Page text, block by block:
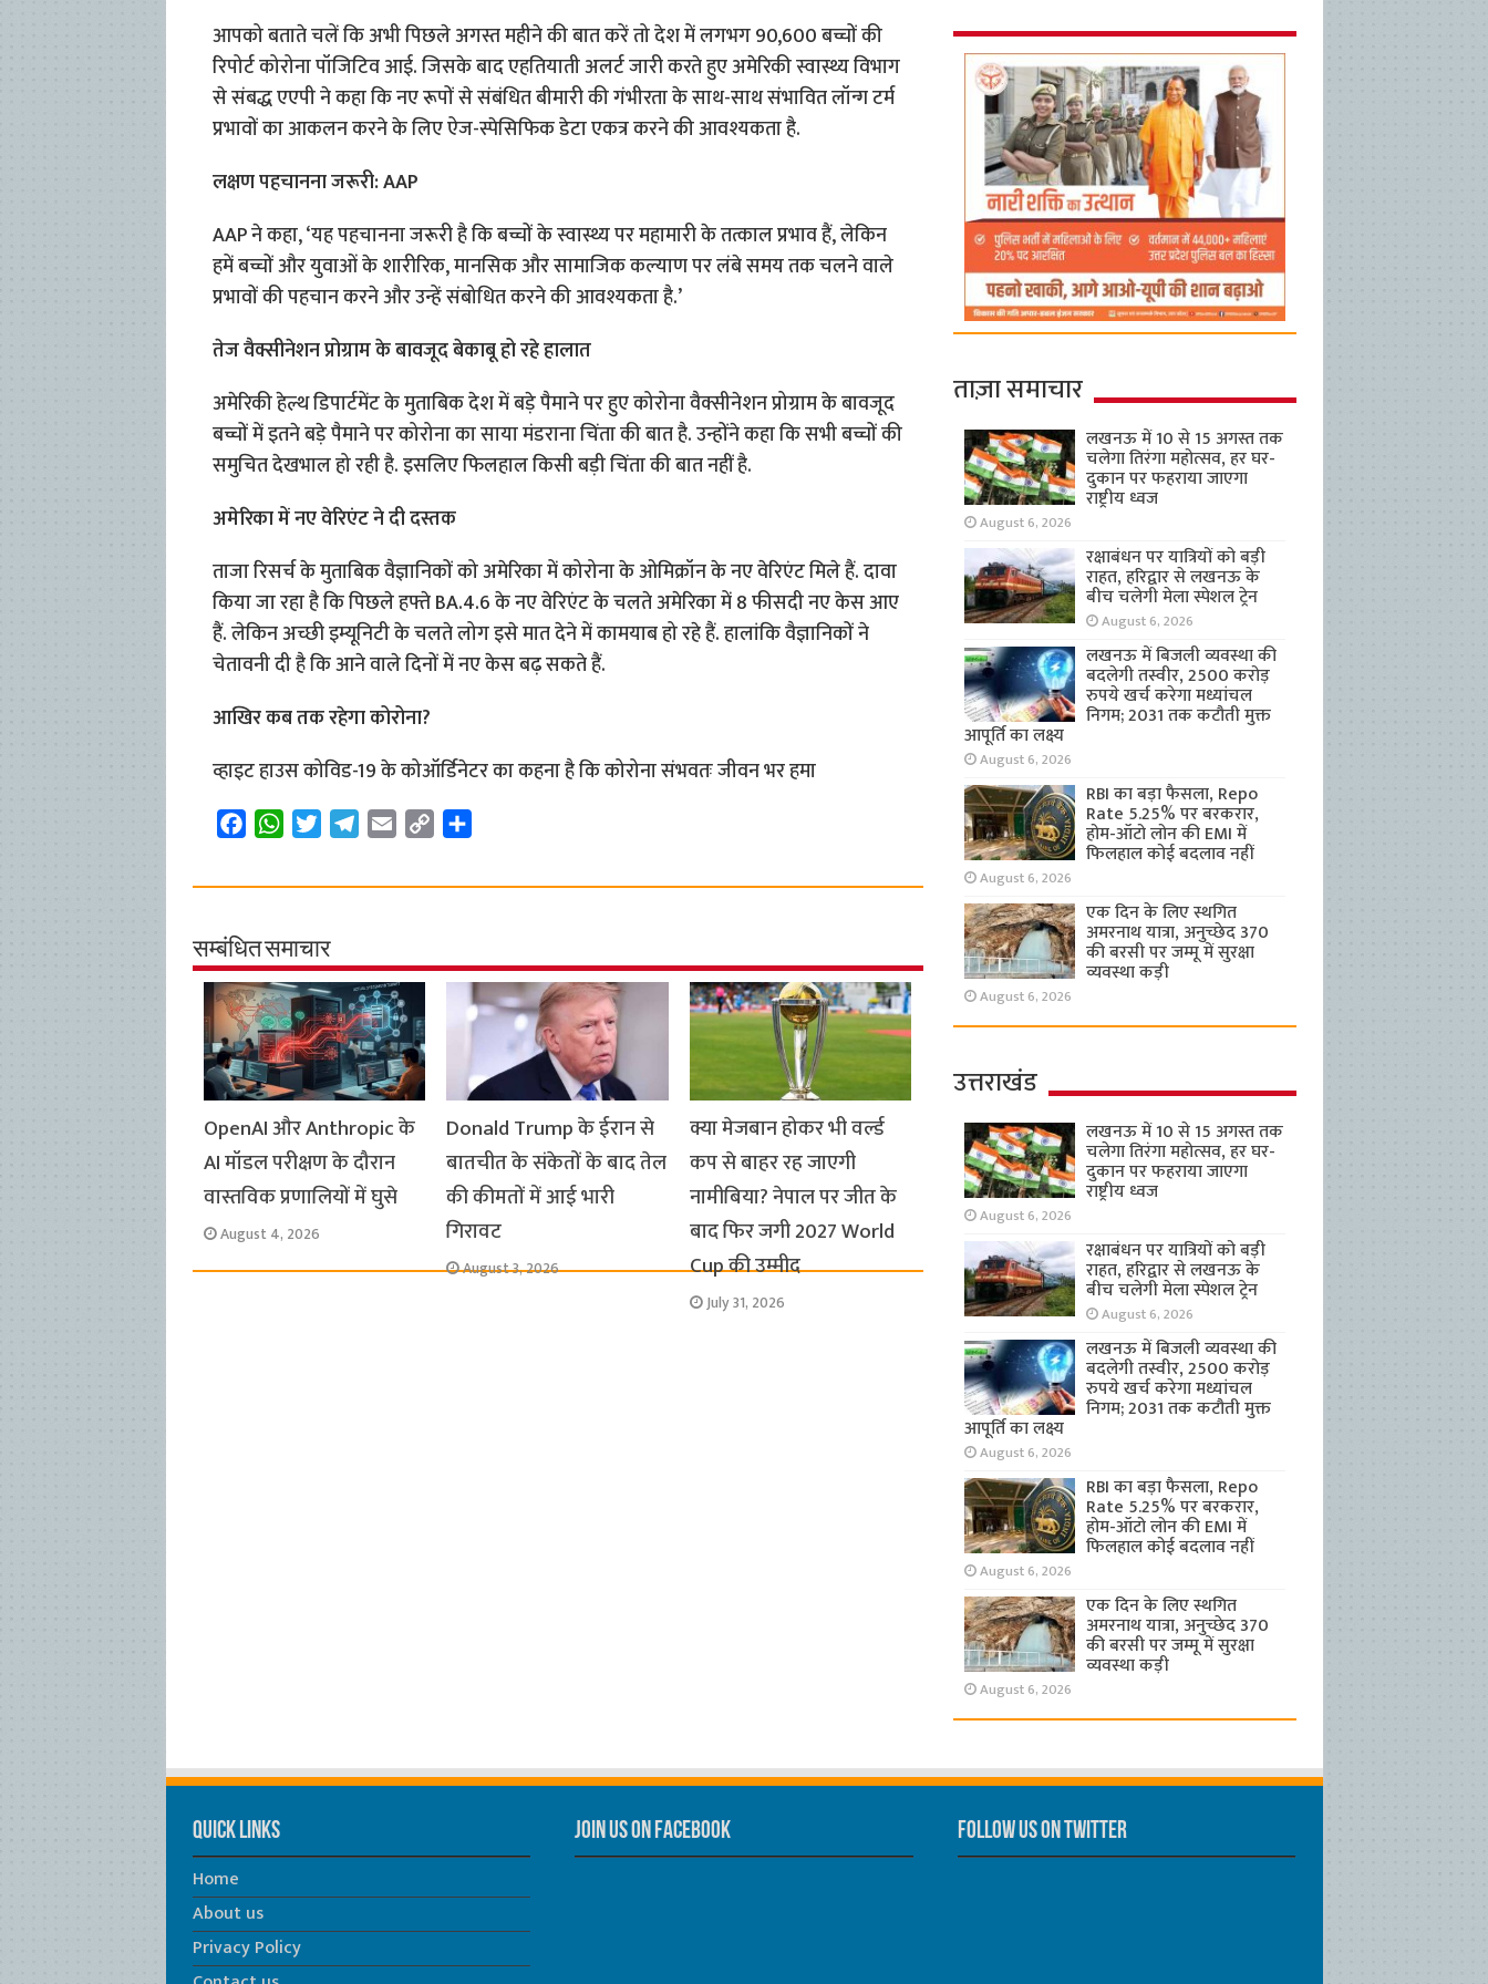
आपको बताते चलें कि अभी पिछले अगस्त महीने की बात करें तो देश में लगभग 90,600 बच्चों की
रिपोर्ट कोरोना पॉजिटिव आई. जिसके बाद एहतियाती अलर्ट जारी करते हुए अमेरिकी स्वास्थ्य विभाग
से संबद्ध एएपी ने कहा कि नए रूपों से संबंधित बीमारी की गंभीरता के साथ-साथ संभावित लॉन्ग टर्म
प्रभावों का आकलन करने के लिए ऐज-स्पेसिफिक डेटा एकत्र करने की आवश्यकता है.
लक्षण पहचानना जरूरी: AAP
AAP ने कहा, ‘यह पहचानना जरूरी है कि बच्चों के स्वास्थ्य पर महामारी के तत्काल प्रभाव हैं, लेकिन
हमें बच्चों और युवाओं के शारीरिक, मानसिक और सामाजिक कल्याण पर लंबे समय तक चलने वाले
प्रभावों की पहचान करने और उन्हें संबोधित करने की आवश्यकता है.’
तेज वैक्सीनेशन प्रोग्राम के बावजूद बेकाबू हो रहे हालात
अमेरिकी हेल्थ डिपार्टमेंट के मुताबिक देश में बड़े पैमाने पर हुए कोरोना वैक्सीनेशन प्रोग्राम के बावजूद
बच्चों में इतने बड़े पैमाने पर कोरोना का साया मंडराना चिंता की बात है. उन्होंने कहा कि सभी बच्चों की
समुचित देखभाल हो रही है. इसलिए फिलहाल किसी बड़ी चिंता की बात नहीं है.
अमेरिका में नए वेरिएंट ने दी दस्तक
ताजा रिसर्च के मुताबिक वैज्ञानिकों को अमेरिका में कोरोना के ओमिक्रॉन के नए वेरिएंट मिले हैं. दावा
किया जा रहा है कि पिछले हफ्ते BA.4.6 के नए वेरिएंट के चलते अमेरिका में 8 फीसदी नए केस आए
हैं. लेकिन अच्छी इम्यूनिटी के चलते लोग इसे मात देने में कामयाब हो रहे हैं. हालांकि वैज्ञानिकों ने
चेतावनी दी है कि आने वाले दिनों में नए केस बढ़ सकते हैं.
आखिर कब तक रहेगा कोरोना?
व्हाइट हाउस कोविड-19 के कोऑर्डिनेटर का कहना है कि कोरोना संभवतः जीवन भर हमा
F
c
b
o
o
k
W
a
s
A
p
p
T
i
t
e
r
T
l
r
a
m
E
a
C
p
i
S
a
सम्बंधित समाचार
OpenAI और Anthropic के
AI मॉडल परीक्षण के दौरान
वास्तविक प्रणालियों में घुसे
August 4, 2026
Donald Trump के ईरान से
बातचीत के संकेतों के बाद तेल
की कीमतों में आई भारी
गिरावट
August 3, 2026
क्या मेजबान होकर भी वर्ल्ड
कप से बाहर रह जाएगी
नामीबिया? नेपाल पर जीत के
बाद फिर जगी 2027 World
Cup की उम्मीद
July 31, 2026
ताज़ा समाचार
लखनऊ में 10 से 15 अगस्त तक
चलेगा तिरंगा महोत्सव, हर घर-
दुकान पर फहराया जाएगा
राष्ट्रीय ध्वज
August 6, 2026
रक्षाबंधन पर यात्रियों को बड़ी
राहत, हरिद्वार से लखनऊ के
बीच चलेगी मेला स्पेशल ट्रेन
August 6, 2026
लखनऊ में बिजली व्यवस्था की
बदलेगी तस्वीर, 2500 करोड़
रुपये खर्च करेगा मध्यांचल
निगम; 2031 तक कटौती मुक्त
आपूर्ति का लक्ष्य
August 6, 2026
RBI का बड़ा फैसला, Repo
Rate 5.25% पर बरकरार,
होम-ऑटो लोन की EMI में
फिलहाल कोई बदलाव नहीं
August 6, 2026
एक दिन के लिए स्थगित
अमरनाथ यात्रा, अनुच्छेद 370
की बरसी पर जम्मू में सुरक्षा
व्यवस्था कड़ी
August 6, 2026
उत्तराखंड
लखनऊ में 10 से 15 अगस्त तक
चलेगा तिरंगा महोत्सव, हर घर-
दुकान पर फहराया जाएगा
राष्ट्रीय ध्वज
August 6, 2026
रक्षाबंधन पर यात्रियों को बड़ी
राहत, हरिद्वार से लखनऊ के
बीच चलेगी मेला स्पेशल ट्रेन
August 6, 2026
लखनऊ में बिजली व्यवस्था की
बदलेगी तस्वीर, 2500 करोड़
रुपये खर्च करेगा मध्यांचल
निगम; 2031 तक कटौती मुक्त
आपूर्ति का लक्ष्य
August 6, 2026
RBI का बड़ा फैसला, Repo
Rate 5.25% पर बरकरार,
होम-ऑटो लोन की EMI में
फिलहाल कोई बदलाव नहीं
August 6, 2026
एक दिन के लिए स्थगित
अमरनाथ यात्रा, अनुच्छेद 370
की बरसी पर जम्मू में सुरक्षा
व्यवस्था कड़ी
August 6, 2026
Quick Links
Home
About us
Privacy Policy
Join us on Facebook Follow us on Twitter